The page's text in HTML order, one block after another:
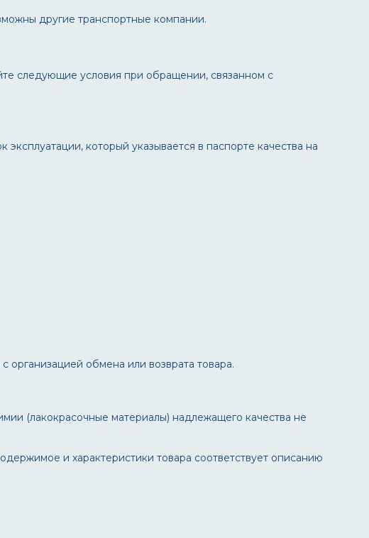
другие транспортные компании.
следующие условия при обращении, связанном с
который указывается в паспорте качества на
обмена или возврата товара.
(лакокрасочные материалы) надлежащего качества не
и характеристики товара соответствует описанию